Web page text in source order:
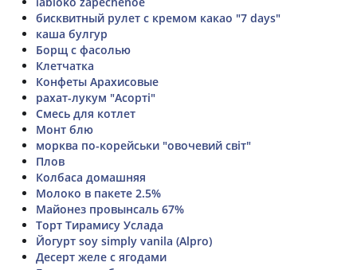
бисквитный рулет с кремом какао "7 days"
каша булгур
Борщ с фасолью
Клетчатка
Конфеты Арахисовые
рахат-лукум "Асорті"
Смесь для котлет
Монт блю
морква по-корейськи "овочевий світ"
Плов
Колбаса домашняя
Молоко в пакете 2.5%
Майонез провынсаль 67%
Торт Тирамису Услада
Йогурт soy simply vanila (Alpro)
Десерт желе с ягодами